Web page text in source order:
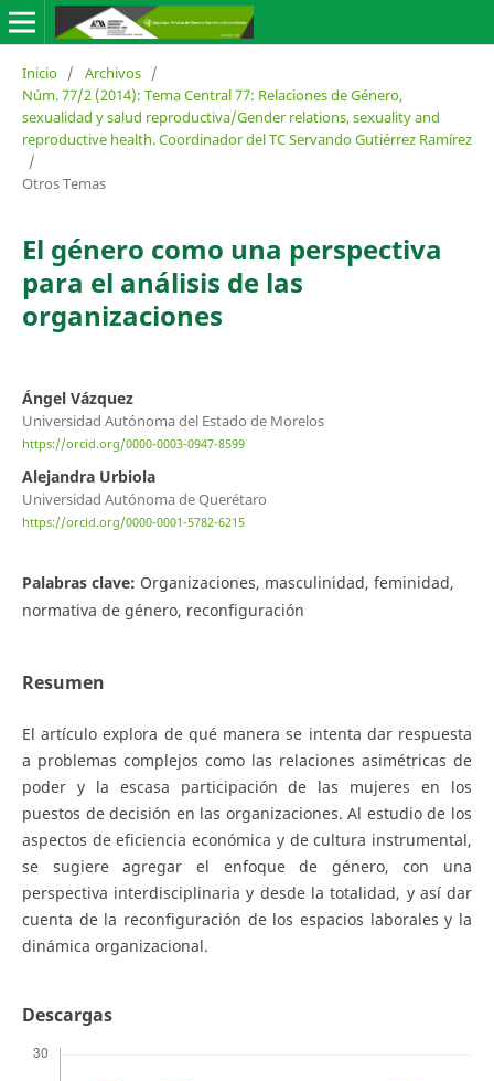
Inicio / Archivos /
Núm. 77/2 (2014): Tema Central 77: Relaciones de Género,
sexualidad y salud reproductiva/Gender relations, sexuality and
reproductive health. Coordinador del TC Servando Gutiérrez Ramírez
/
Otros Temas
El género como una perspectiva
para el análisis de las
organizaciones
Ángel Vázquez
Universidad Autónoma del Estado de Morelos
https://orcid.org/0000-0003-0947-8599
Alejandra Urbiola
Universidad Autónoma de Querétaro
https://orcid.org/0000-0001-5782-6215
Palabras clave: Organizaciones, masculinidad, feminidad,
normativa de género, reconfiguración
Resumen
El artículo explora de qué manera se intenta dar respuesta
a problemas complejos como las relaciones asimétricas de
poder y la escasa participación de las mujeres en los
puestos de decisión en las organizaciones. Al estudio de los
aspectos de eficiencia económica y de cultura instrumental,
se sugiere agregar el enfoque de género, con una
perspectiva interdisciplinaria y desde la totalidad, y así dar
cuenta de la reconfiguración de los espacios laborales y la
dinámica organizacional.
Descargas